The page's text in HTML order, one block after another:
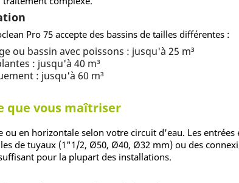
Pro 75 accepte des bassins de tailles différentes :
ou bassin avec poissons : jusqu'à 25 m³
: jusqu'à 40 m³
: jusqu'à 60 m³
que vous maîtriser
ou en horizontale selon votre circuit d'eau. Les
de tuyaux (1"1/2, Ø50, Ø40, Ø32 mm) ou des
pour la plupart des installations.